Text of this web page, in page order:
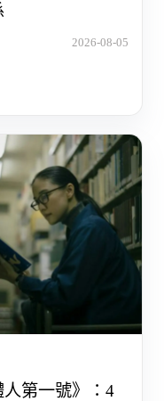
2026-08-05
第一號》：4